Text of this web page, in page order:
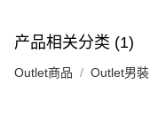
产品相关分类 (1)
Outlet商品 Outlet男裝